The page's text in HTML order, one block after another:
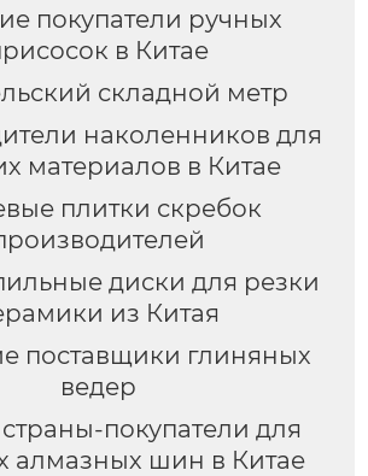
покупатели ручных
в Китае
складной метр
наколенников для
материалов в Китае
плитки скребок
диски для резки
из Китая
поставщики глиняных
ведер
покупатели для
алмазных шин в Китае